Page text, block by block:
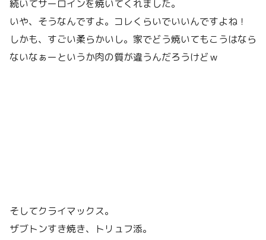
続いてサーロインを焼いてくれました。
いや、そうなんですよ。コレくらいでいいんですよね！
しかも、すごい柔らかいし。家でどう焼いてもこうはなら
ないなぁーというか肉の質が違うんだろうけどｗ
そしてクライマックス。
ザブトンすき焼き、トリュフ添。